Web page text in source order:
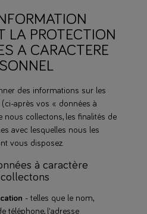
LA PROTECTION
A CARACTERE
des informations sur les
après vos « données à
nous collectons, les finalités de
avec lesquelles nous les
vous disposez.
à caractère
- telles que le nom,
téléphone, l'adresse